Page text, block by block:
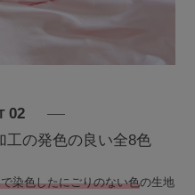
02
工の発色の良い全8色
染色したにごりのない色の生地